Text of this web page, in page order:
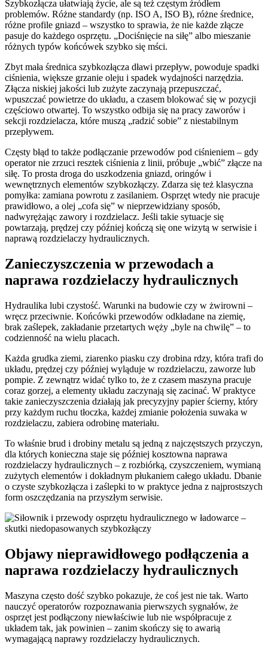
Szybkozłącza ułatwiają życie, ale są też częstym źródłem
problemów. Różne standardy (np. ISO A, ISO B), różne średnice,
różne profile gniazd – wszystko to sprawia, że nie każde złącze
pasuje do każdego osprzętu. „Dociśnięcie na siłę” albo mieszanie
różnych typów końcówek szybko się mści.
Zbyt mała średnica szybkozłącza dławi przepływ, powoduje spadki
ciśnienia, większe grzanie oleju i spadek wydajności narzędzia.
Złącza niskiej jakości lub zużyte zaczynają przepuszczać,
wpuszczać powietrze do układu, a czasem blokować się w pozycji
częściowo otwartej. To wszystko odbija się na pracy zaworów i
sekcji rozdzielacza, które muszą „radzić sobie” z niestabilnym
przepływem.
Częsty błąd to także podłączanie przewodów pod ciśnieniem – gdy
operator nie zrzuci resztek ciśnienia z linii, próbuje „wbić” złącze na
siłę. To prosta droga do uszkodzenia gniazd, oringów i
wewnętrznych elementów szybkozłączy. Zdarza się też klasyczna
pomyłka: zamiana powrotu z zasilaniem. Osprzęt wtedy nie pracuje
prawidłowo, a olej „cofa się” w nieprzewidziany sposób,
nadwyrężając zawory i rozdzielacz. Jeśli takie sytuacje się
powtarzają, prędzej czy później kończą się one wizytą w serwisie i
naprawą rozdzielaczy hydraulicznych.
Zanieczyszczenia w przewodach a
naprawa rozdzielaczy hydraulicznych
Hydraulika lubi czystość. Warunki na budowie czy w żwirowni –
wręcz przeciwnie. Końcówki przewodów odkładane na ziemię,
brak zaślepek, zakładanie przetartych węży „byle na chwilę” – to
codzienność na wielu placach.
Każda grudka ziemi, ziarenko piasku czy drobina rdzy, która trafi do
układu, prędzej czy później wyląduje w rozdzielaczu, zaworze lub
pompie. Z zewnątrz widać tylko to, że z czasem maszyna pracuje
coraz gorzej, a elementy układu zaczynają się zacinać. W praktyce
takie zanieczyszczenia działają jak precyzyjny papier ścierny, który
przy każdym ruchu tłoczka, każdej zmianie położenia suwaka w
rozdzielaczu, zabiera odrobinę materiału.
To właśnie brud i drobiny metalu są jedną z najczęstszych przyczyn,
dla których konieczna staje się później kosztowna naprawa
rozdzielaczy hydraulicznych – z rozbiórką, czyszczeniem, wymianą
zużytych elementów i dokładnym płukaniem całego układu. Dbanie
o czyste szybkozłącza i zaślepki to w praktyce jedna z najprostszych
form oszczędzania na przyszłym serwisie.
Objawy nieprawidłowego podłączenia a
naprawa rozdzielaczy hydraulicznych
Maszyna często dość szybko pokazuje, że coś jest nie tak. Warto
nauczyć operatorów rozpoznawania pierwszych sygnałów, że
osprzęt jest podłączony niewłaściwie lub nie współpracuje z
układem tak, jak powinien – zanim skończy się to awarią
wymagającą naprawy rozdzielaczy hydraulicznych.